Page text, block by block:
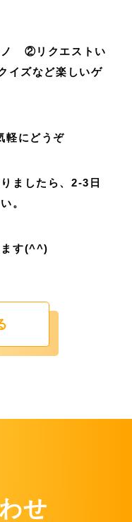
ノ ②リクエストい
イズなど楽しいゲ
軽にどうぞ
ましたら、2-3日
。
ます(^^)
せ